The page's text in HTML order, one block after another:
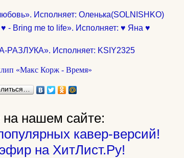
Исполняет: Оленька(SOLNISHKO)
- Bring me to life». Исполняет: ♥ Яна ♥
РАЗЛУКА». Исполняет: KSIY2325
нашем сайте:
кавер-версий!
на ХитЛист.Ру!